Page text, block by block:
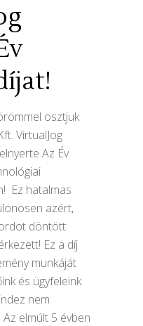
osztjuk
VirtualJog
Az Év
Ez hatalmas
azért,
döntött:
Ez a díj
munkáját
és ügyfeleink
nem
elmúlt 5 évben